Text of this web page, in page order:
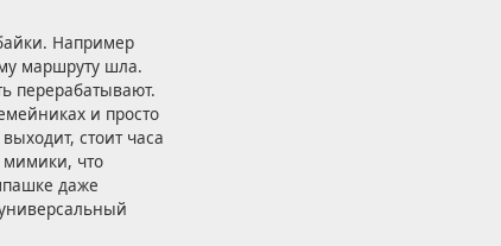
Например
маршруту шла.
перерабатывают.
и просто
стоит часа
мимики, что
даже